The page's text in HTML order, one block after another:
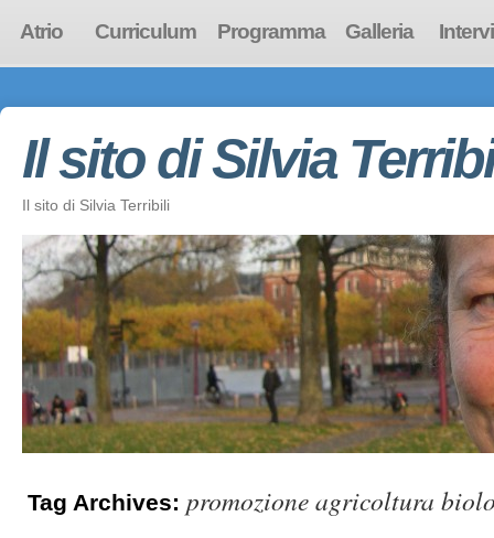
Atrio Curriculum Programma Galleria
Il sito di Silvia
Il sito di Silvia Terribili
Tag Archives: promozione agricoltura